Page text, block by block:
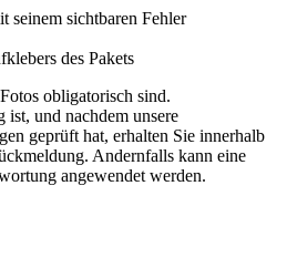
seinem sichtbaren Fehler
des Pakets
obligatorisch sind.
und nachdem unsere
geprüft hat, erhalten Sie innerhalb
Andernfalls kann eine
angewendet werden.